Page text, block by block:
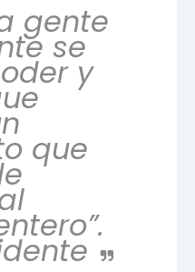
gente
se
y
que